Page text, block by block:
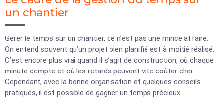
un chantier
Gérer le temps sur un chantier, ce n’est pas une mince affaire.
On entend souvent qu’un projet bien planifié est à moitié réalisé.
C’est encore plus vrai quand il s’agit de construction, où chaque
minute compte et où les retards peuvent vite coûter cher.
Cependant, avec la bonne organisation et quelques conseils
pratiques, il est possible de gagner un temps précieux.